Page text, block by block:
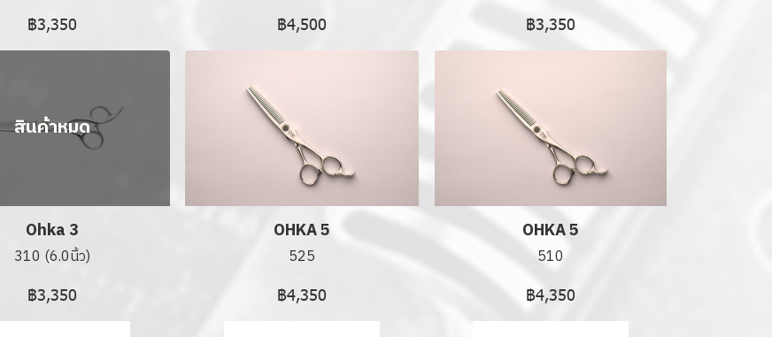
฿3,350 ฿4,500 ฿3,350
สินค้าหมด
Ohka 3
310 (6.0นิ้ว)
฿3,350
OHKA 5
525
฿4,350
OHKA 5
510
฿4,350